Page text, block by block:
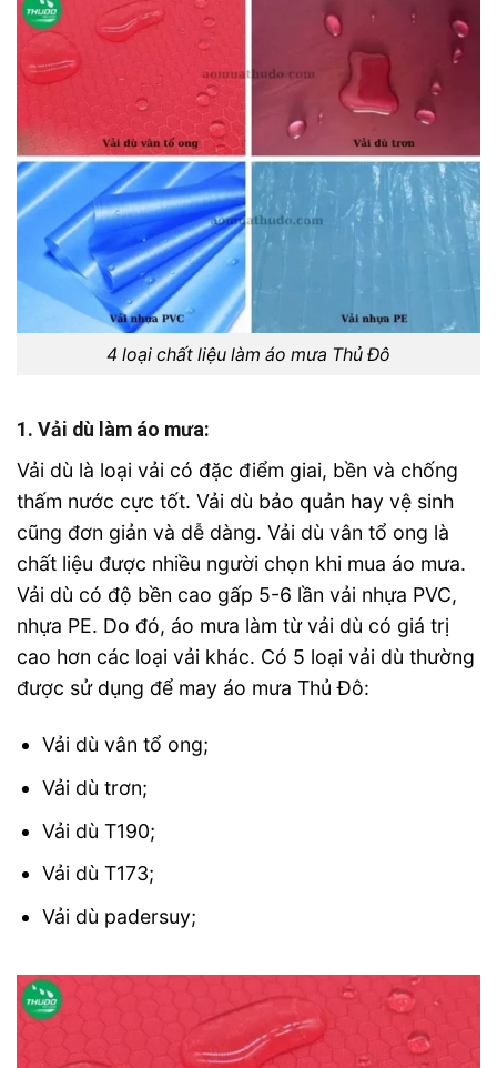
4 loại chất liệu làm áo mưa Thủ Đô
1. Vải dù làm áo mưa:
Vải dù là loại vải có đặc điểm giai, bền và chống
thấm nước cực tốt. Vải dù bảo quản hay vệ sinh
cũng đơn giản và dễ dàng. Vải dù vân tổ ong là
chất liệu được nhiều người chọn khi mua áo mưa.
Vải dù có độ bền cao gấp 5-6 lần vải nhựa PVC,
nhựa PE. Do đó, áo mưa làm từ vải dù có giá trị
cao hơn các loại vải khác. Có 5 loại vải dù thường
được sử dụng để may áo mưa Thủ Đô:
Vải dù vân tổ ong;
Vải dù trơn;
Vải dù T190;
Vải dù T173;
Vải dù padersuy;